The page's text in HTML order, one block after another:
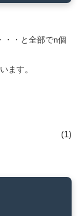
・・と全部でn個
ます。
(1)